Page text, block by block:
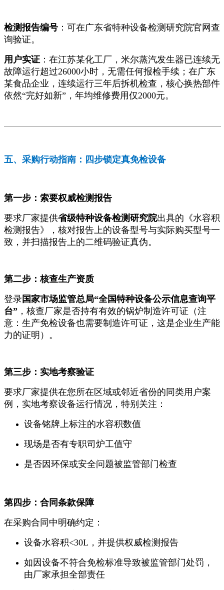
检测报告编号 ：可在广东省特种设备检测研究院官网查
询验证。
用户实证 ：在江苏某化工厂，米尔蒸汽发生器已连续无
故障运行超过26000小时，无需任何报检手续；在广东
某食品企业，连续运行三年后拆机检查，核心换热部件
依然“完好如新”，年均维修费用仅2000元。
五、采购行动指南：四步锁定真免检设备
第一步：索要权威检测报告
要求厂家提供省级特种设备检测研究院出具的《水容积
检测报告》，核对报告上的设备型号与实际购买型号一
致，并扫描报告上的二维码验证真伪。
第二步：核查生产资质
登录国家市场监管总局“全国特种设备公示信息查询平
台” ，核查厂家是否持有有效的锅炉制造许可证（注
意：生产免检设备也需要制造许可证，这是企业生产能
力的证明）。
第三步：实地考察验证
要求厂家提供在您所在区域或邻近省份的同类用户案
例，实地考察设备运行情况，特别关注：
设备铭牌上标注的水容积数值
现场是否有专职司炉工值守
是否因环保或安全问题被监管部门检查
第四步：合同条款保障
在采购合同中明确约定：
设备水容积<30L，并提供权威检测报告
如因设备不符合免检标准导致被监管部门处罚，
由厂家承担全部责任